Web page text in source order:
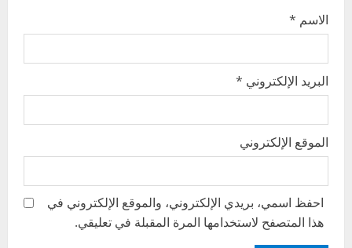
الاسم *
البريد الإلكتروني *
الموقع الإلكتروني
احفظ اسمي، بريدي الإلكتروني، والموقع الإلكتروني في
هذا المتصفح لاستخدامها المرة المقبلة في تعليقي.